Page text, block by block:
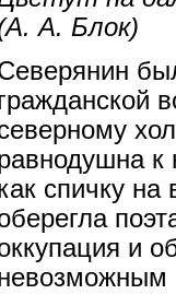
А. Блок)
к
спичку на
и